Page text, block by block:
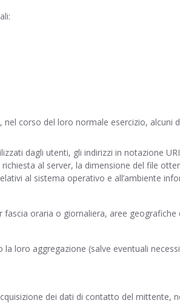
corso del loro normale esercizio, alcuni
dagli utenti, gli indirizzi in notazione
al server, la dimensione del file
al sistema operativo e all’ambiente
oraria o giornaliera, aree geografiche
loro aggregazione (salve eventuali
dei dati di contatto del mittente,